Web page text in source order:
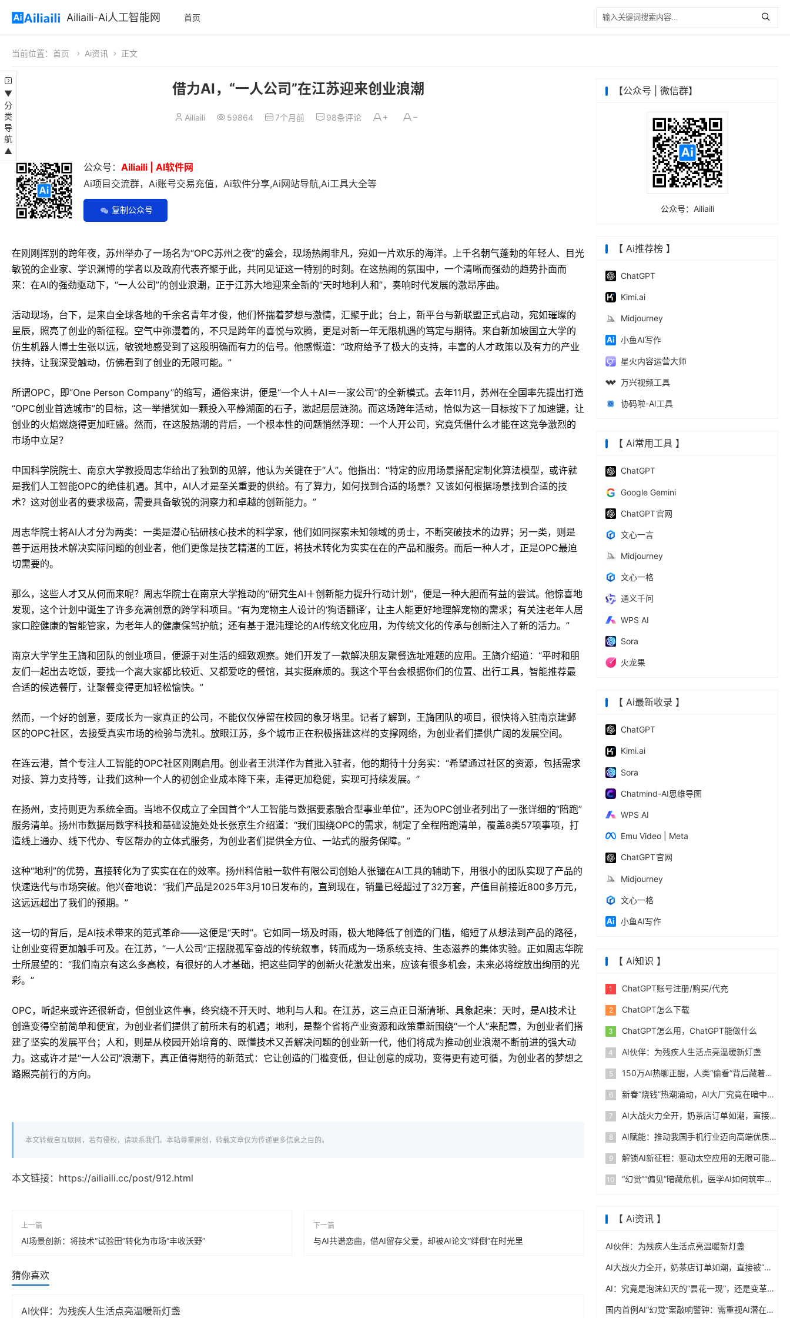
Ailiaili-Ai人工智能网 首页
▼分类导航▲
当前位置： 首页 Ai资讯 正文
借力AI，“一人公司”在江苏迎来创业浪潮
Ailiaili 59864 7个月前 98条评论
公众号： Ailiaili | AI软件网
Ai项目交流群，Ai账号交易充值，Ai软件分享,Ai网站导航,Ai工具大全等
复制公众号
在刚刚挥别的跨年夜，苏州举办了一场名为“OPC苏州之夜”的盛会，现场热闹非凡，宛如一片欢乐的海洋。上千名朝气蓬勃的年轻人、目光
敏锐的企业家、学识渊博的学者以及政府代表齐聚于此，共同见证这一特别的时刻。在这热闹的氛围中，一个清晰而强劲的趋势扑面而
来：在AI的强劲驱动下，“一人公司”的创业浪潮，正于江苏大地迎来全新的“天时地利人和”，奏响时代发展的激昂序曲。
活动现场，台下，是来自全球各地的千余名青年才俊，他们怀揣着梦想与激情，汇聚于此；台上，新平台与新联盟正式启动，宛如璀璨的
星辰，照亮了创业的新征程。空气中弥漫着的，不只是跨年的喜悦与欢腾，更是对新一年无限机遇的笃定与期待。来自新加坡国立大学的
仿生机器人博士生张以远，敏锐地感受到了这股明确而有力的信号。他感慨道：“政府给予了极大的支持，丰富的人才政策以及有力的产业
扶持，让我深受触动，仿佛看到了创业的无限可能。”
所谓OPC，即“One Person Company”的缩写，通俗来讲，便是“一个人＋AI＝一家公司”的全新模式。去年11月，苏州在全国率先提出打造
“OPC创业首选城市”的目标，这一举措犹如一颗投入平静湖面的石子，激起层层涟漪。而这场跨年活动，恰似为这一目标按下了加速键，让
创业的火焰燃烧得更加旺盛。然而，在这股热潮的背后，一个根本性的问题悄然浮现：一个人开公司，究竟凭借什么才能在这竞争激烈的
市场中立足？
中国科学院院士、南京大学教授周志华给出了独到的见解，他认为关键在于“人”。他指出：“特定的应用场景搭配定制化算法模型，或许就
是我们人工智能OPC的绝佳机遇。其中，AI人才是至关重要的供给。有了算力，如何找到合适的场景？又该如何根据场景找到合适的技
术？这对创业者的要求极高，需要具备敏锐的洞察力和卓越的创新能力。”
周志华院士将AI人才分为两类：一类是潜心钻研核心技术的科学家，他们如同探索未知领域的勇士，不断突破技术的边界；另一类，则是
善于运用技术解决实际问题的创业者，他们更像是技艺精湛的工匠，将技术转化为实实在在的产品和服务。而后一种人才，正是OPC最迫
切需要的。
那么，这些人才又从何而来呢？周志华院士在南京大学推动的“研究生AI＋创新能力提升行动计划”，便是一种大胆而有益的尝试。他惊喜地
发现，这个计划中诞生了许多充满创意的跨学科项目。“有为宠物主人设计的‘狗语翻译’，让主人能更好地理解宠物的需求；有关注老年人居
家口腔健康的智能管家，为老年人的健康保驾护航；还有基于混沌理论的AI传统文化应用，为传统文化的传承与创新注入了新的活力。”
南京大学学生王旖和团队的创业项目，便源于对生活的细致观察。她们开发了一款解决朋友聚餐选址难题的应用。王旖介绍道：“平时和朋
友们一起出去吃饭，要找一个离大家都比较近、又都爱吃的餐馆，其实挺麻烦的。我这个平台会根据你们的位置、出行工具，智能推荐最
合适的候选餐厅，让聚餐变得更加轻松愉快。”
然而，一个好的创意，要成长为一家真正的公司，不能仅仅停留在校园的象牙塔里。记者了解到，王旖团队的项目，很快将入驻南京建邺
区的OPC社区，去接受真实市场的检验与洗礼。放眼江苏，多个城市正在积极搭建这样的支撑网络，为创业者们提供广阔的发展空间。
在连云港，首个专注人工智能的OPC社区刚刚启用。创业者王洪洋作为首批入驻者，他的期待十分务实：“希望通过社区的资源，包括需求
对接、算力支持等，让我们这种一个人的初创企业成本降下来，走得更加稳健，实现可持续发展。”
在扬州，支持则更为系统全面。当地不仅成立了全国首个“人工智能与数据要素融合型事业单位”，还为OPC创业者列出了一张详细的“陪跑”
服务清单。扬州市数据局数字科技和基础设施处处长张京生介绍道：“我们围绕OPC的需求，制定了全程陪跑清单，覆盖8类57项事项，打
造线上通办、线下代办、专区帮办的立体式服务，为创业者们提供全方位、一站式的服务保障。”
这种“地利”的优势，直接转化为了实实在在的效率。扬州科信融一软件有限公司创始人张镭在AI工具的辅助下，用很小的团队实现了产品的
快速迭代与市场突破。他兴奋地说：“我们产品是2025年3月10日发布的，直到现在，销量已经超过了32万套，产值目前接近800多万元，
这远远超出了我们的预期。”
这一切的背后，是AI技术带来的范式革命——这便是“天时”。它如同一场及时雨，极大地降低了创造的门槛，缩短了从想法到产品的路径，
让创业变得更加触手可及。在江苏，“一人公司”正摆脱孤军奋战的传统叙事，转而成为一场系统支持、生态滋养的集体实验。正如周志华院
士所展望的：“我们南京有这么多高校，有很好的人才基础，把这些同学的创新火花激发出来，应该有很多机会，未来必将绽放出绚丽的光
彩。”
OPC，听起来或许还很新奇，但创业这件事，终究绕不开天时、地利与人和。在江苏，这三点正日渐清晰、具象起来：天时，是AI技术让
创造变得空前简单和便宜，为创业者们提供了前所未有的机遇；地利，是整个省将产业资源和政策重新围绕“一个人”来配置，为创业者们搭
建了坚实的发展平台；人和，则是从校园开始培育的、既懂技术又善解决问题的创业新一代，他们将成为推动创业浪潮不断前进的强大动
力。这或许才是“一人公司”浪潮下，真正值得期待的新范式：它让创造的门槛变低，但让创意的成功，变得更有迹可循，为创业者的梦想之
路照亮前行的方向。
本文转载自互联网，若有侵权，请联系我们。本站尊重原创，转载文章仅为传递更多信息之目的。
本文链接： https://ailiaili.cc/post/912.html
上一篇
AI场景创新：将技术“试验田”转化为市场“丰收沃野”
下一篇
与AI共谱恋曲，借AI留存父爱，却被AI论文“绊倒”在时光里
猜你喜欢
AI伙伴：为残疾人生活点亮温暖新灯盏
【公众号 | 微信群】
公众号：Ailiaili
【 Ai推荐榜 】
ChatGPT
Kimi.ai
Midjourney
小鱼AI写作
星火内容运营大师
万兴视频工具
协码啦-AI工具
【 Ai常用工具 】
ChatGPT
‎Google Gemini
ChatGPT 官网
文心一言
Midjourney
文心一格
通义千问
WPS AI
Sora
火龙果
【 Ai最新收录 】
ChatGPT
Kimi.ai
Sora
Chatmind-AI思维导图
WPS AI
Emu Video | Meta
ChatGPT 官网
Midjourney
文心一格
小鱼AI写作
【 Ai知识 】
1 ChatGPT账号注册/购买/代充
2 ChatGPT怎么下载
3 ChatGPT怎么用，ChatGPT能做什么
4 AI伙伴：为残疾人生活点亮温暖新灯盏
5 150万AI热聊正酣，人类“偷看”背后藏着什么秘密？
6 新春“烧钱”热潮涌动，AI大厂究竟在暗中角逐什么？
7 AI大战火力全开，奶茶店订单如潮，直接被“干”到爆单！
8 AI赋能：推动我国手机行业迈向高端优质新境界
9 解锁AI新征程：驱动太空应用的无限可能
10 “幻觉”“偏见”暗藏危机，医学AI如何筑牢边界防线？
【 Ai资讯 】
AI伙伴：为残疾人生活点亮温暖新灯盏
AI大战火力全开，奶茶店订单如潮，直接被“干”到爆单！
AI：究竟是泡沫幻灭的“昙花一现”，还是变革序章的“璀璨开篇”？
国内首例AI“幻觉”案敲响警钟：需重视AI潜在风险